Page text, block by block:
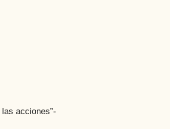
acciones”-